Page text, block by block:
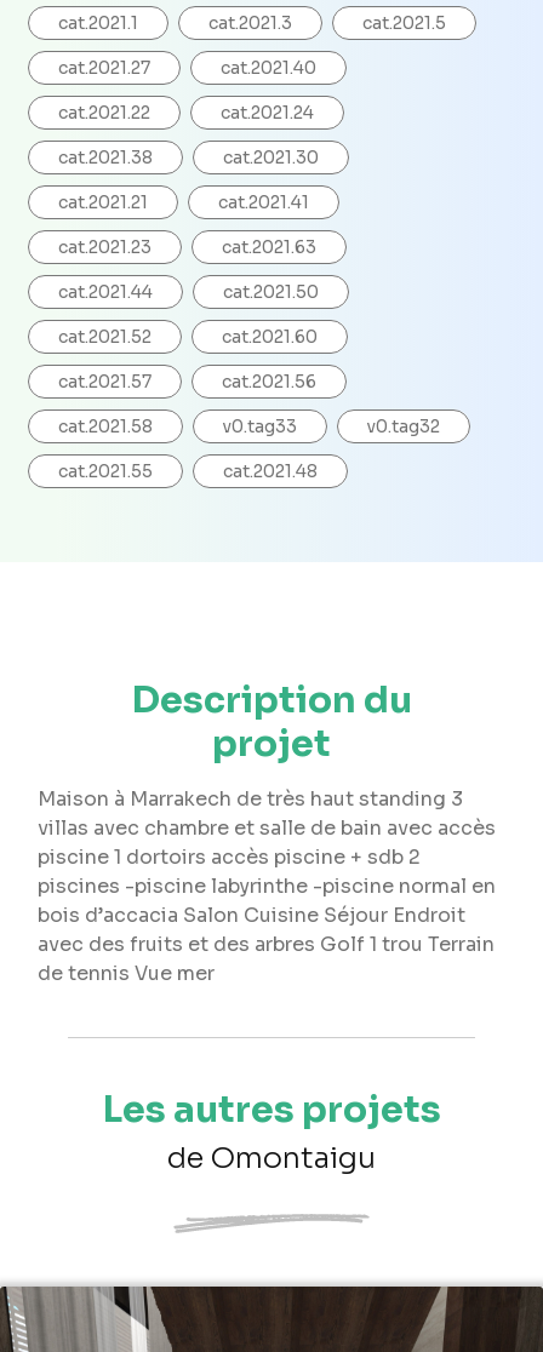
cat.2021.1 cat.2021.3 cat.2021.5
cat.2021.27 cat.2021.40
cat.2021.22 cat.2021.24
cat.2021.38 cat.2021.30
cat.2021.21 cat.2021.41
cat.2021.23 cat.2021.63
cat.2021.44 cat.2021.50
cat.2021.52 cat.2021.60
cat.2021.57 cat.2021.56
cat.2021.58 v0.tag33 v0.tag32
cat.2021.55 cat.2021.48
Description du
projet
Maison à Marrakech de très haut standing 3
villas avec chambre et salle de bain avec accès
piscine 1 dortoirs accès piscine + sdb 2
piscines -piscine labyrinthe -piscine normal en
bois d’accacia Salon Cuisine Séjour Endroit
avec des fruits et des arbres Golf 1 trou Terrain
de tennis Vue mer
Les autres projets
de Omontaigu